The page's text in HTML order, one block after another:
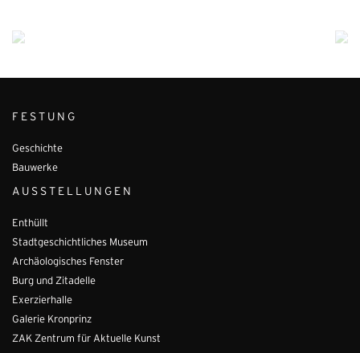
FESTUNG
Geschichte
Bauwerke
AUSSTELLUNGEN
Enthüllt
Stadtgeschichtliches Museum
Archäologisches Fenster
Burg und Zitadelle
Exerzierhalle
Galerie Kronprinz
ZAK Zentrum für Aktuelle Kunst